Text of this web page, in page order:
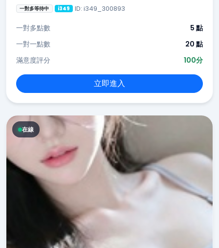
一對多等待中 i349 ID: i349_300893
一對多點數
5 點
一對一點數
20 點
滿意度評分
100分
立即進入
在線